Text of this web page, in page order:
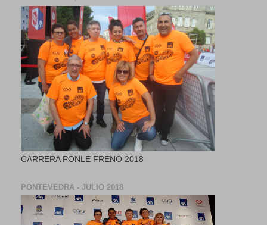
CARRERA PONLE FRENO 2018
PONTEVEDRA - JULIO 2018